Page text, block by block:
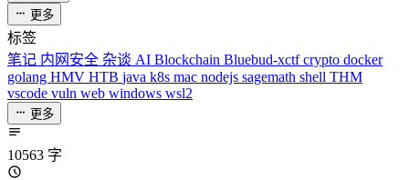
更多
标签
笔记 内网安全 杂谈 AI Blockchain Bluebud-xctfcrypto docker
golang HMV HTB java k8s mac nodejs sagemath shell THM
vscode vuln web windows wsl2
更多
10563 字